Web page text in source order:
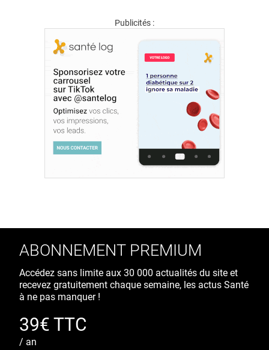
Publicités :
ABONNEMENT PREMIUM
Accédez sans limite aux 30 000 actualités du site et
recevez gratuitement chaque semaine, les actus Santé
à ne pas manquer !
39€ TTC
/ an